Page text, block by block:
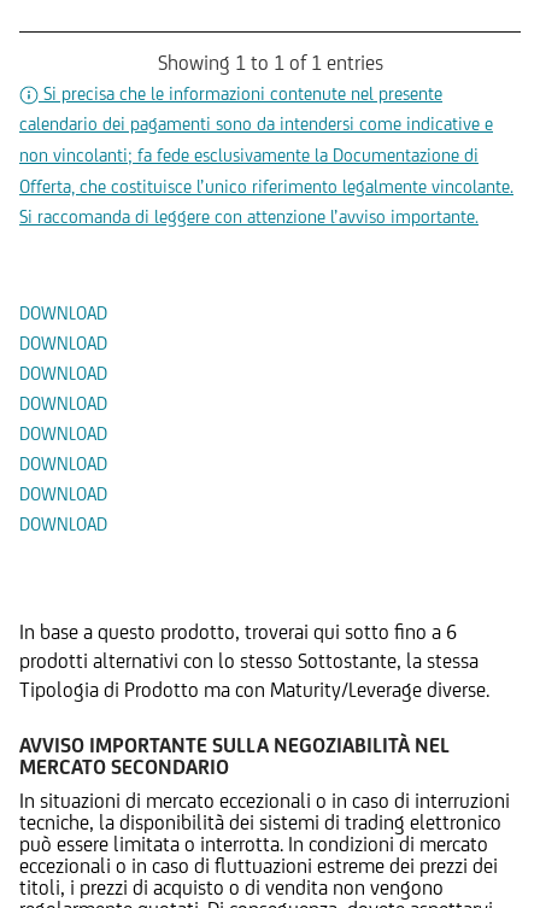
Showing 1 to 1 of 1 entries
Si precisa che le informazioni contenute nel presente
calendario dei pagamenti sono da intendersi come indicative e
non vincolanti; fa fede esclusivamente la Documentazione di
Offerta, che costituisce l’unico riferimento legalmente vincolante.
Si raccomanda di leggere con attenzione l’avviso importante.
DOWNLOAD
DOWNLOAD
DOWNLOAD
DOWNLOAD
DOWNLOAD
DOWNLOAD
DOWNLOAD
DOWNLOAD
In base a questo prodotto, troverai qui sotto fino a 6
prodotti alternativi con lo stesso Sottostante, la stessa
Tipologia di Prodotto ma con Maturity/Leverage diverse.
AVVISO IMPORTANTE SULLA NEGOZIABILITÀ NEL
MERCATO SECONDARIO
In situazioni di mercato eccezionali o in caso di interruzioni
tecniche, la disponibilità dei sistemi di trading elettronico
può essere limitata o interrotta. In condizioni di mercato
eccezionali o in caso di fluttuazioni estreme dei prezzi dei
titoli, i prezzi di acquisto o di vendita non vengono